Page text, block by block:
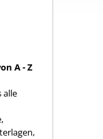
A - Z
alle